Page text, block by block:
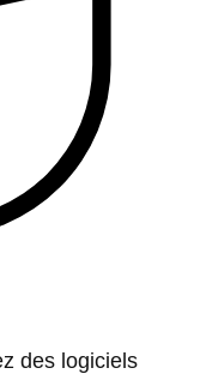
des logiciels